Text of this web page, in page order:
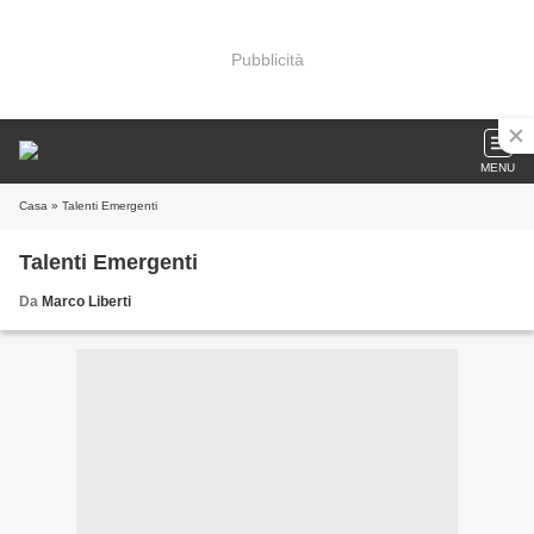
Pubblicità
MENU
Casa » Talenti Emergenti
Talenti Emergenti
Da Marco Liberti